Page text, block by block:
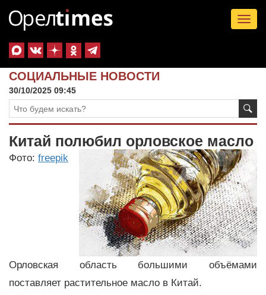
СОЦИАЛЬНЫЕ НОВОСТИ
30/10/2025 09:45
Китай полюбил орловское масло
Фото: freepik
Орловская область большими объёмами
поставляет растительное масло в Китай.